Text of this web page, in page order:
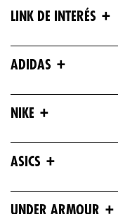
LINK DE INTERÉS +
ADIDAS +
NIKE +
ASICS +
UNDER ARMOUR +